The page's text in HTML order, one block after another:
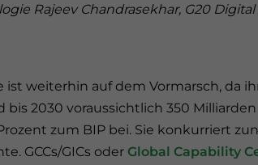
Rajeev Chandrasekhar, G20
ist weiterhin auf dem Vormarsch, da
2030 voraussichtlich 350
zum BIP bei. Sie konkurriert
GCCs/GICs oder Global Capability